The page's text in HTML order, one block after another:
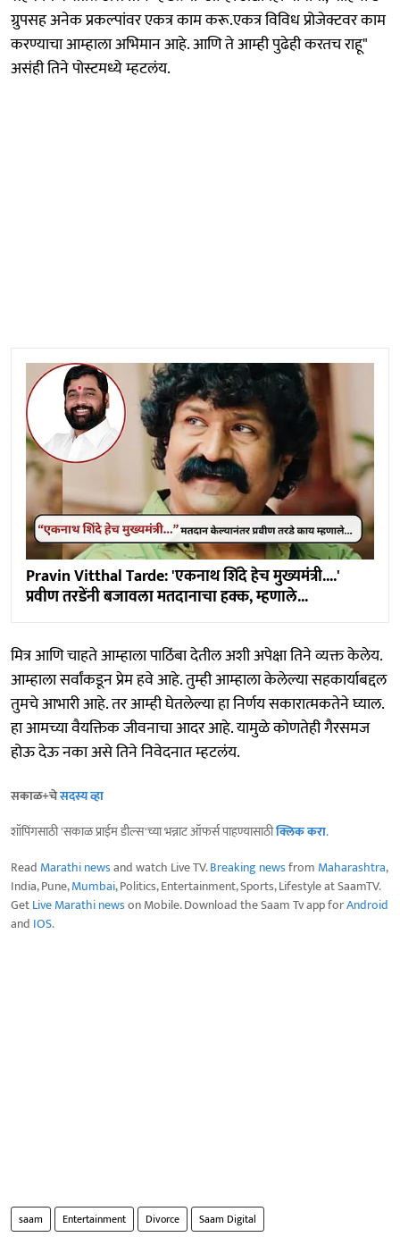
ग्रुपसह अनेक प्रकल्पांवर एकत्र काम करू.एकत्र विविध प्रोजेक्टवर काम
करण्याचा आम्हाला अभिमान आहे. आणि ते आम्ही पुढेही करतच राहू"
असंही तिने पोस्टमध्ये म्हटलंय.
Pravin Vitthal Tarde: 'एकनाथ शिंदे हेच मुख्यमंत्री....'
प्रवीण तरडेंनी बजावला मतदानाचा हक्क, म्हणाले...
मित्र आणि चाहते आम्हाला पाठिंबा देतील अशी अपेक्षा तिने व्यक्त केलेय.
आम्हाला सर्वांकडून प्रेम हवे आहे. तुम्ही आम्हाला केलेल्या सहकार्याबद्दल
तुमचे आभारी आहे. तर आम्ही घेतलेल्या हा निर्णय सकारात्मकतेने घ्याल.
हा आमच्या वैयक्तिक जीवनाचा आदर आहे. यामुळे कोणतेही गैरसमज
होऊ देऊ नका असे तिने निवेदनात म्हटलंय.
सकाळ+चेसदस्य व्हा
शॉपिंगसाठी 'सकाळ प्राईम डील्स'च्या भन्नाट ऑफर्स पाहण्यासाठीक्लिक करा.
Read Marathi newsand watch Live TV.Breaking newsfrom Maharashtra,
India, Pune,Mumbai, Politics, Entertainment, Sports, Lifestyle at SaamTV.
GetLive Marathi newson Mobile. Download the Saam Tv app forAndroid
and IOS.
saam Entertainment Divorce Saam Digital